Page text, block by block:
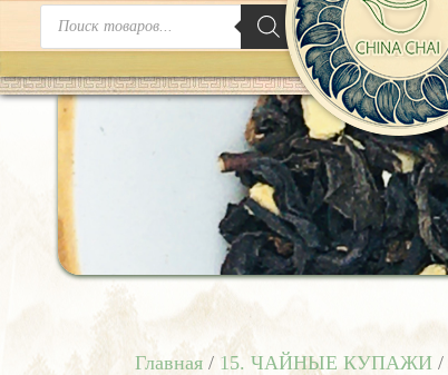
Поиск
товаров
Главная / 15. ЧАЙНЫЕ КУПАЖИ /